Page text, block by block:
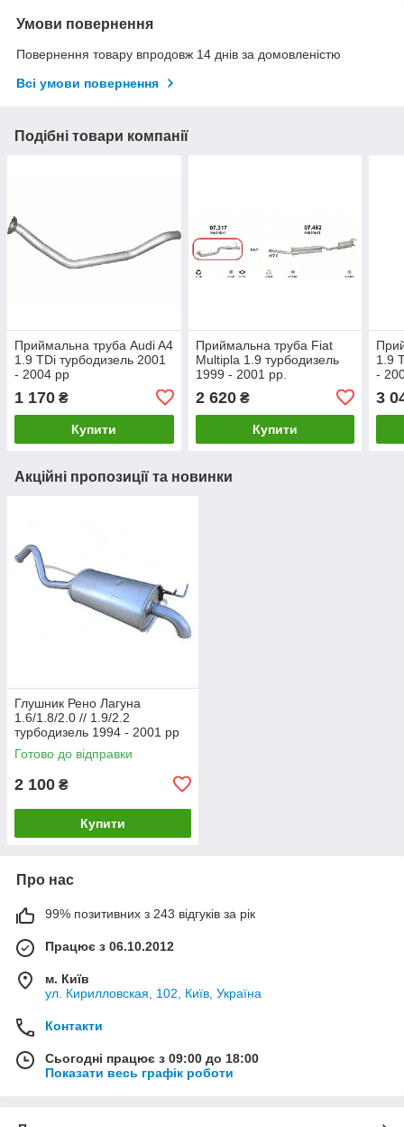
Умови повернення
Повернення товару впродовж 14 днів за домовленістю
Всі умови повернення
Подібні товари компанії
Приймальна труба Audi A4
1.9 TDi турбодизель 2001
- 2004 рр
1 170 ₴
Купити
Приймальна труба Fiat
Multipla 1.9 турбодизель
1999 - 2001 рр.
2 620₴
Купити
1.9
-
3
Акційні пропозиції та новинки
Глушник Рено Лагуна
1.6/1.8/2.0 // 1.9/2.2
турбодизель 1994 - 2001 рр
Босал
Готово до відправки
2 100 ₴
Купити
Про нас
99% позитивних з 243 відгуків за рік
Працює з 06.10.2012
м. Київ
ул. Кирилловская, 102, Київ, Україна
Контакти
Сьогодні працює з 09:00 до 18:00
Показати весь графік роботи